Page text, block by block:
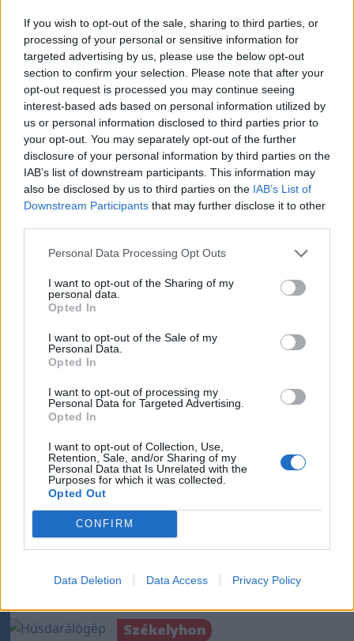
If you wish to opt-out of the sale, sharing to third parties, or
processing of your personal or sensitive information for
targeted advertising by us, please use the below opt-out
section to confirm your selection. Please note that after your
opt-out request is processed you may continue seeing
interest-based ads based on personal information utilized by
us or personal information disclosed to third parties prior to
your opt-out. You may separately opt-out of the further
disclosure of your personal information by third parties on the
IAB’s list of downstream participants. This information may
also be disclosed by us to third parties on the IAB’s List of
Downstream Participants that may further disclose it to other
Personal Data Processing Opt Outs
I want to opt-out of the Sharing of my
personal data.
Opted In
I want to opt-out of the Sale of my
Personal Data.
Opted In
I want to opt-out of processing my
Personal Data for Targeted Advertising.
Opted In
I want to opt-out of Collection, Use,
Retention, Sale, and/or Sharing of my
Personal Data that Is Unrelated with the
Purposes for which it was collected.
Opted Out
CONFIRM
Data Deletion Data Access Privacy Policy
szóljon hozzá!
Ezek is érdekelhetik
megtámadására készül az
Krónika
Megnevezte államfőjelöltjét
a Tisza Párt
Székelyhon
Tizenegy település maradhat
Székelyhon